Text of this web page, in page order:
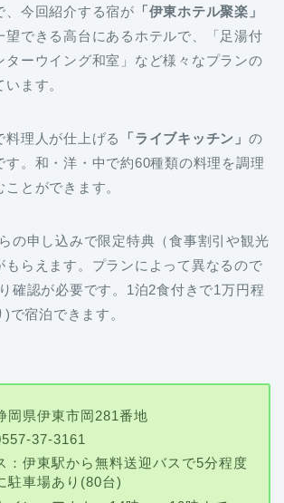
、今回紹介する宿が 「伊東ホテル聚楽」
望できる高台にあるホテルで、「足湯付
ターウイング和室」など様々なプランの
ます。
理人が仕上げる 「ライブキッチン」の
す。和・洋・中で約60種類の料理を調理
とができます。
の申し込みで限定特典（食事割引や観光
もらえます。プランによって異なるので
確認が必要です。1泊2食付きで1万円程
で宿泊できます。
岡県伊東市岡281番地
37-3161
：伊東駅から無料送迎バスで5分程度
駐車場あり(80台)